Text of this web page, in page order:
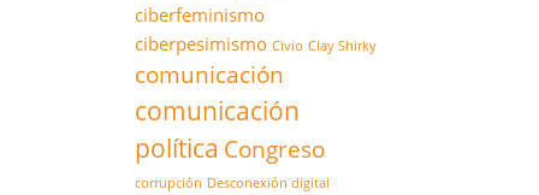
ciberfeminismo
ciberpesimismo Civio Clay Shirky
comunicación
comunicación
política Congreso
corrupción Desconexión digital